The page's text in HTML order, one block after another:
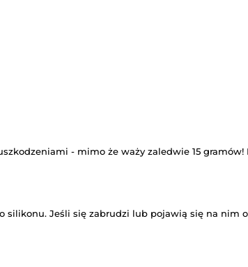
- mimo że waży zaledwie 15
Jeśli się zabrudzi lub pojawią się na nim